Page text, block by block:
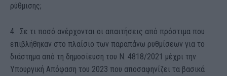
ρύθμισης;
4. Σε τι ποσό ανέρχονται οι απαιτήσεις από πρόστιμα που
επιβλήθηκαν στο πλαίσιο των παραπάνω ρυθμίσεων για το
διάστημα από τη δημοσίευση του Ν. 4818/2021 μέχρι την
Υπουργική Απόφαση του 2023 που αποσαφηνίζει τα βασικά